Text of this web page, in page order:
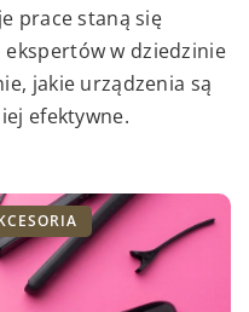
prace staną się
w dziedzinie
jakie urządzenia są
efektywne.